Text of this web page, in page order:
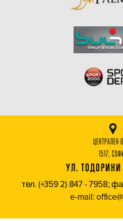
ЦЕНТРАЛЕН
1517,
УЛ.
тел. (+359 2) 847 - 7958;
e-mail: